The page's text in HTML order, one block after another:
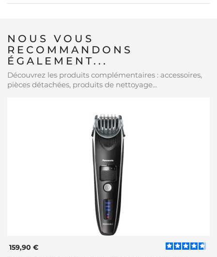
NOUS VOUS
RECOMMANDONS
ÉGALEMENT...
Découvrez les produits complémentaires : accessoires,
pièces détachées, produits de nettoyage...
159,90 €